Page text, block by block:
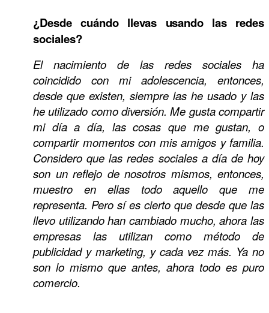
¿Desde cuándo llevas usando las redes
sociales?
El nacimiento de las redes sociales ha
coincidido con mi adolescencia, entonces,
desde que existen, siempre las he usado y las
he utilizado como diversión. Me gusta compartir
mi día a día, las cosas que me gustan, o
compartir momentos con mis amigos y familia.
Considero que las redes sociales a día de hoy
son un reflejo de nosotros mismos, entonces,
muestro en ellas todo aquello que me
representa. Pero sí es cierto que desde que las
llevo utilizando han cambiado mucho, ahora las
empresas las utilizan como método de
publicidad y marketing, y cada vez más. Ya no
son lo mismo que antes, ahora todo es puro
comercio.